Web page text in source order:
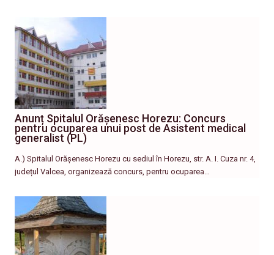
Anunț Spitalul Orășenesc Horezu: Concurs
pentru ocuparea unui post de Asistent medical
generalist (PL)
A.) Spitalul Orășenesc Horezu cu sediul în Horezu, str. A. I. Cuza nr. 4,
județul Valcea, organizează concurs, pentru ocuparea…